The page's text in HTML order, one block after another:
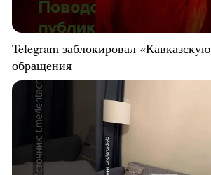
Telegram заблокировал
обращения